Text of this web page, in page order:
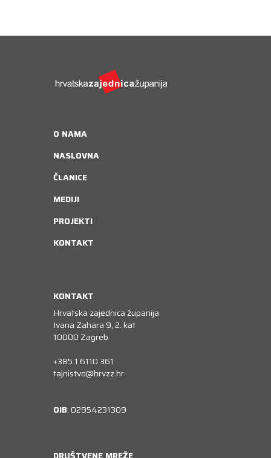
O NAMA
NASLOVNA
ČLANICE
MEDIJI
PROJEKTI
KONTAKT
KONTAKT
Hrvatska zajednica županija
Ivana Zahara 9, 2. kat
10000 Zagreb
+385 1 6110 361
tajnistvo@hrvzz.hr
OIB: 02954231309